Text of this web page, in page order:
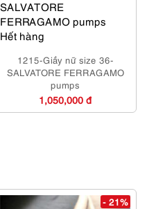
Hết hàng
1215-Giầy nữ size 36-
SALVATORE FERRAGAMO
pumps
1,050,000 đ
- 21%